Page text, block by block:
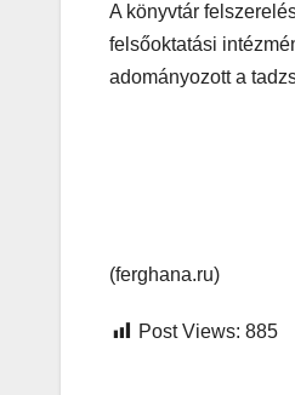
A könyvtár
felsőoktatási
adományozott a
(ferghana.ru)
Post Views: 885